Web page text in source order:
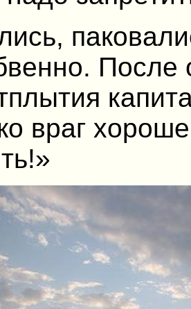
После
враг